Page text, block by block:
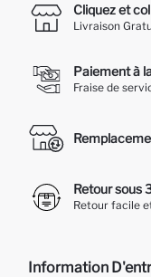
Cliquez et
Livraison
Paiement à
Fraise de
Retour sous
Retour facile
Information